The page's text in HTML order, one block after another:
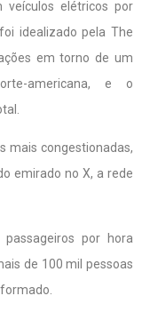
veículos elétricos por
idealizado pela The
em torno de um
americana, e o
mais congestionadas,
emirado no X, a rede
por hora
de 100 mil pessoas